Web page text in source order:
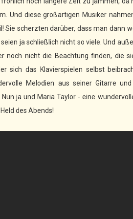
Und diese großartigen Musiker
Sie scherzten darüber, dass man dann
ja schließlich nicht so viele. Und
noch nicht die Beachtung finden, die
sich das Klavierspielen selbst
Melodien aus seiner Gitarre
ja und Maria Taylor - eine
des Abends!